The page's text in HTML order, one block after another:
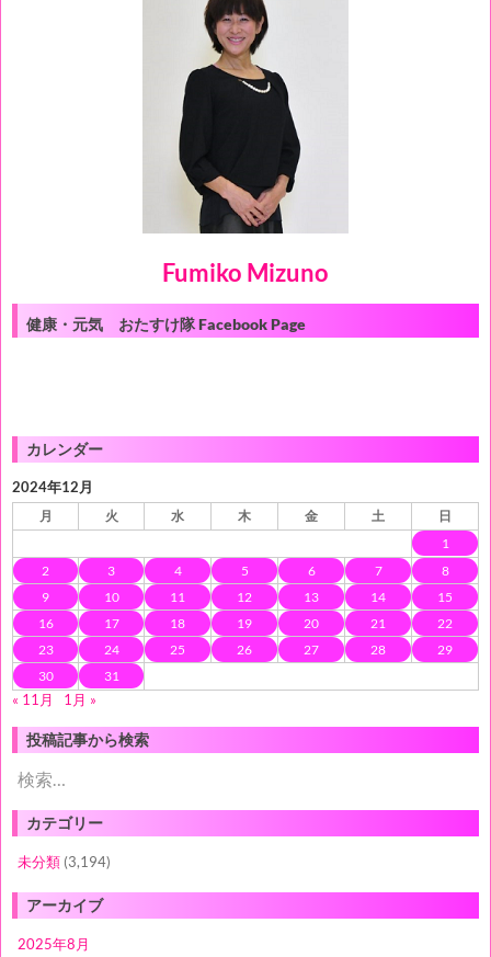
Fumiko Mizuno
健康・元気 おたすけ隊 Facebook Page
カレンダー
2024年12月
月 火 水 木 金 土 日
1
2
3 4 5 6 7
8
9
10 11 12 13 14
15
16
17 18 19 20 21
22
23
24 25 26 27 28
29
30
31
« 11月 1月 »
投稿記事から検索
検
索:
カテゴリー
未分類 (3,194)
アーカイブ
2025年8月